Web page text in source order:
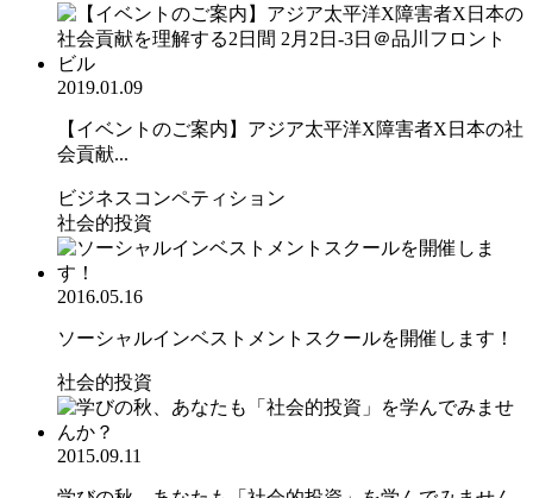
2019.01.09
【イベントのご案内】アジア太平洋X障害者X日本の社
会貢献...
ビジネスコンペティション
社会的投資
2016.05.16
ソーシャルインベストメントスクールを開催します！
社会的投資
2015.09.11